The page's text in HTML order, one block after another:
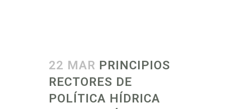
22 MAR PRINCIPIOS
RECTORES DE
POLÍTICA HÍDRICA